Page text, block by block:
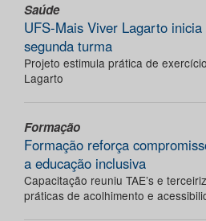
Saúde
UFS-Mais Viver Lagarto
segunda turma
Projeto estimula prática de
Lagarto
Formação
Formação reforça
a educação inclusiva
Capacitação reuniu TAE’s e
práticas de acolhimento e